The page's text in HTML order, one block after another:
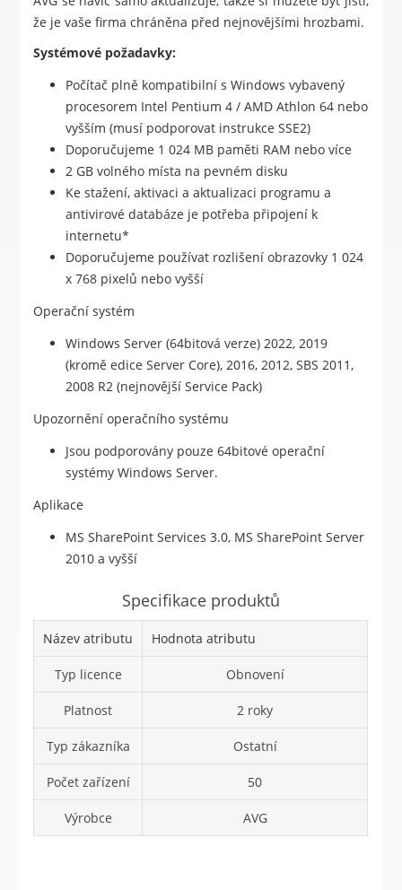
že je vaše firma chráněna před nejnovějšími hrozbami.
Systémové požadavky:
Počítač plně kompatibilní s Windows vybavený
procesorem Intel Pentium 4 / AMD Athlon 64 nebo
vyšším (musí podporovat instrukce SSE2)
Doporučujeme 1 024 MB paměti RAM nebo více
2 GB volného místa na pevném disku
Ke stažení, aktivaci a aktualizaci programu a
antivirové databáze je potřeba připojení k
internetu*
Doporučujeme používat rozlišení obrazovky 1 024
x 768 pixelů nebo vyšší
Operační systém
Windows Server (64bitová verze) 2022, 2019
(kromě edice Server Core), 2016, 2012, SBS 2011,
2008 R2 (nejnovější Service Pack)
Upozornění operačního systému
Jsou podporovány pouze 64bitové operační
systémy Windows Server.
Aplikace
MS SharePoint Services 3.0, MS SharePoint Server
2010 a vyšší
Specifikace produktů
Název atributu Hodnota atributu
Typ licence Obnovení
Platnost 2 roky
Typ zákazníka Ostatní
Počet zařízení 50
Výrobce AVG